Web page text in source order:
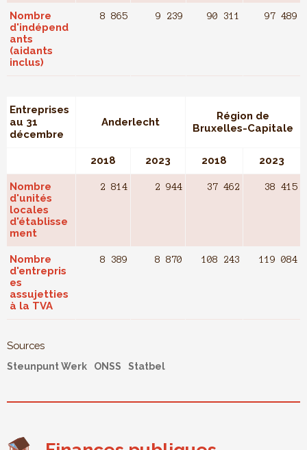
Nombre
d'indépend
ants
(aidants
inclus)
8 865 9 239 90 311 97 489
Entreprises
au 31
décembre
Anderlecht
Région de
Bruxelles-Capitale
2018 2023 2018 2023
Nombre
d'unités
locales
d'établisse
ment
2 814 2 944 37 462 38 415
Nombre
d'entrepris
es
assujetties
à la TVA
8 389 8 870 108 243 119 084
Sources
Steunpunt Werk ONSS Statbel